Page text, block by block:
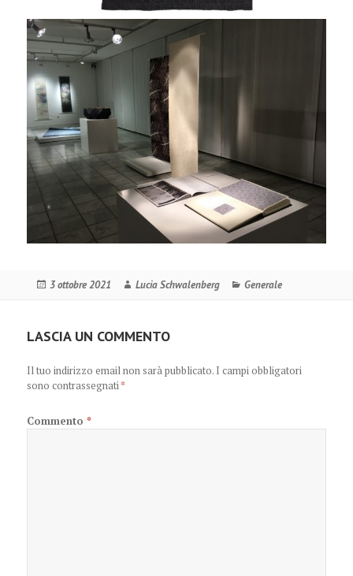
Scritto
3 ottobre 2021 Autore
Lucia Schwalenberg Categorie
Generale
LASCIA UN COMMENTO
Il tuo indirizzo email non sarà pubblicato. I campi obbligatori
sono contrassegnati*
Commento*